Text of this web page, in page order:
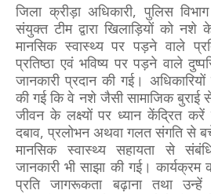
जिला क्रीड़ा अधिकारी, पुलिस
संयुक्त टीम द्वारा खिलाड़ियों को नशे
मानसिक स्वास्थ्य पर पड़ने वाले
प्रतिष्ठा एवं भविष्य पर पड़ने वाले
जानकारी प्रदान की गई। अधिकारियों
की गई कि वे नशे जैसी सामाजिक
जीवन के लक्ष्यों पर ध्यान केंद्रित
दबाव, प्रलोभन अथवा गलत संगति से
मानसिक स्वास्थ्य सहायता से
जानकारी भी साझा की गई।
प्रति जागरूकता बढ़ाना तथा